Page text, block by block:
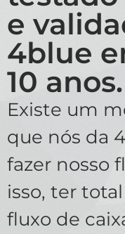
e
4blue
10 anos.
Existe um
que nós da
fazer nosso
isso, ter
fluxo de